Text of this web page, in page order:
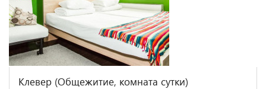
Клевер (Общежитие, комната сутки)